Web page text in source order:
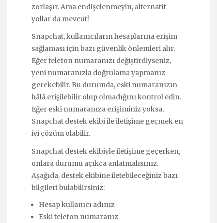
zorlaşır. Ama endişelenmeyin, alternatif
yollar da mevcut!
Snapchat, kullanıcıların hesaplarına erişim
sağlaması için bazı güvenlik önlemleri alır.
Eğer telefon numaranızı değiştirdiyseniz,
yeni numaranızla doğrulama yapmanız
gerekebilir. Bu durumda, eski numaranızın
hâlâ erişilebilir olup olmadığını kontrol edin.
Eğer eski numaranıza erişiminiz yoksa,
Snapchat destek ekibi ile iletişime geçmek en
iyi çözüm olabilir.
Snapchat destek ekibiyle iletişime geçerken,
onlara durumu açıkça anlatmalısınız.
Aşağıda, destek ekibine iletebileceğiniz bazı
bilgileri bulabilirsiniz:
Hesap kullanıcı adınız
Eski telefon numaranız